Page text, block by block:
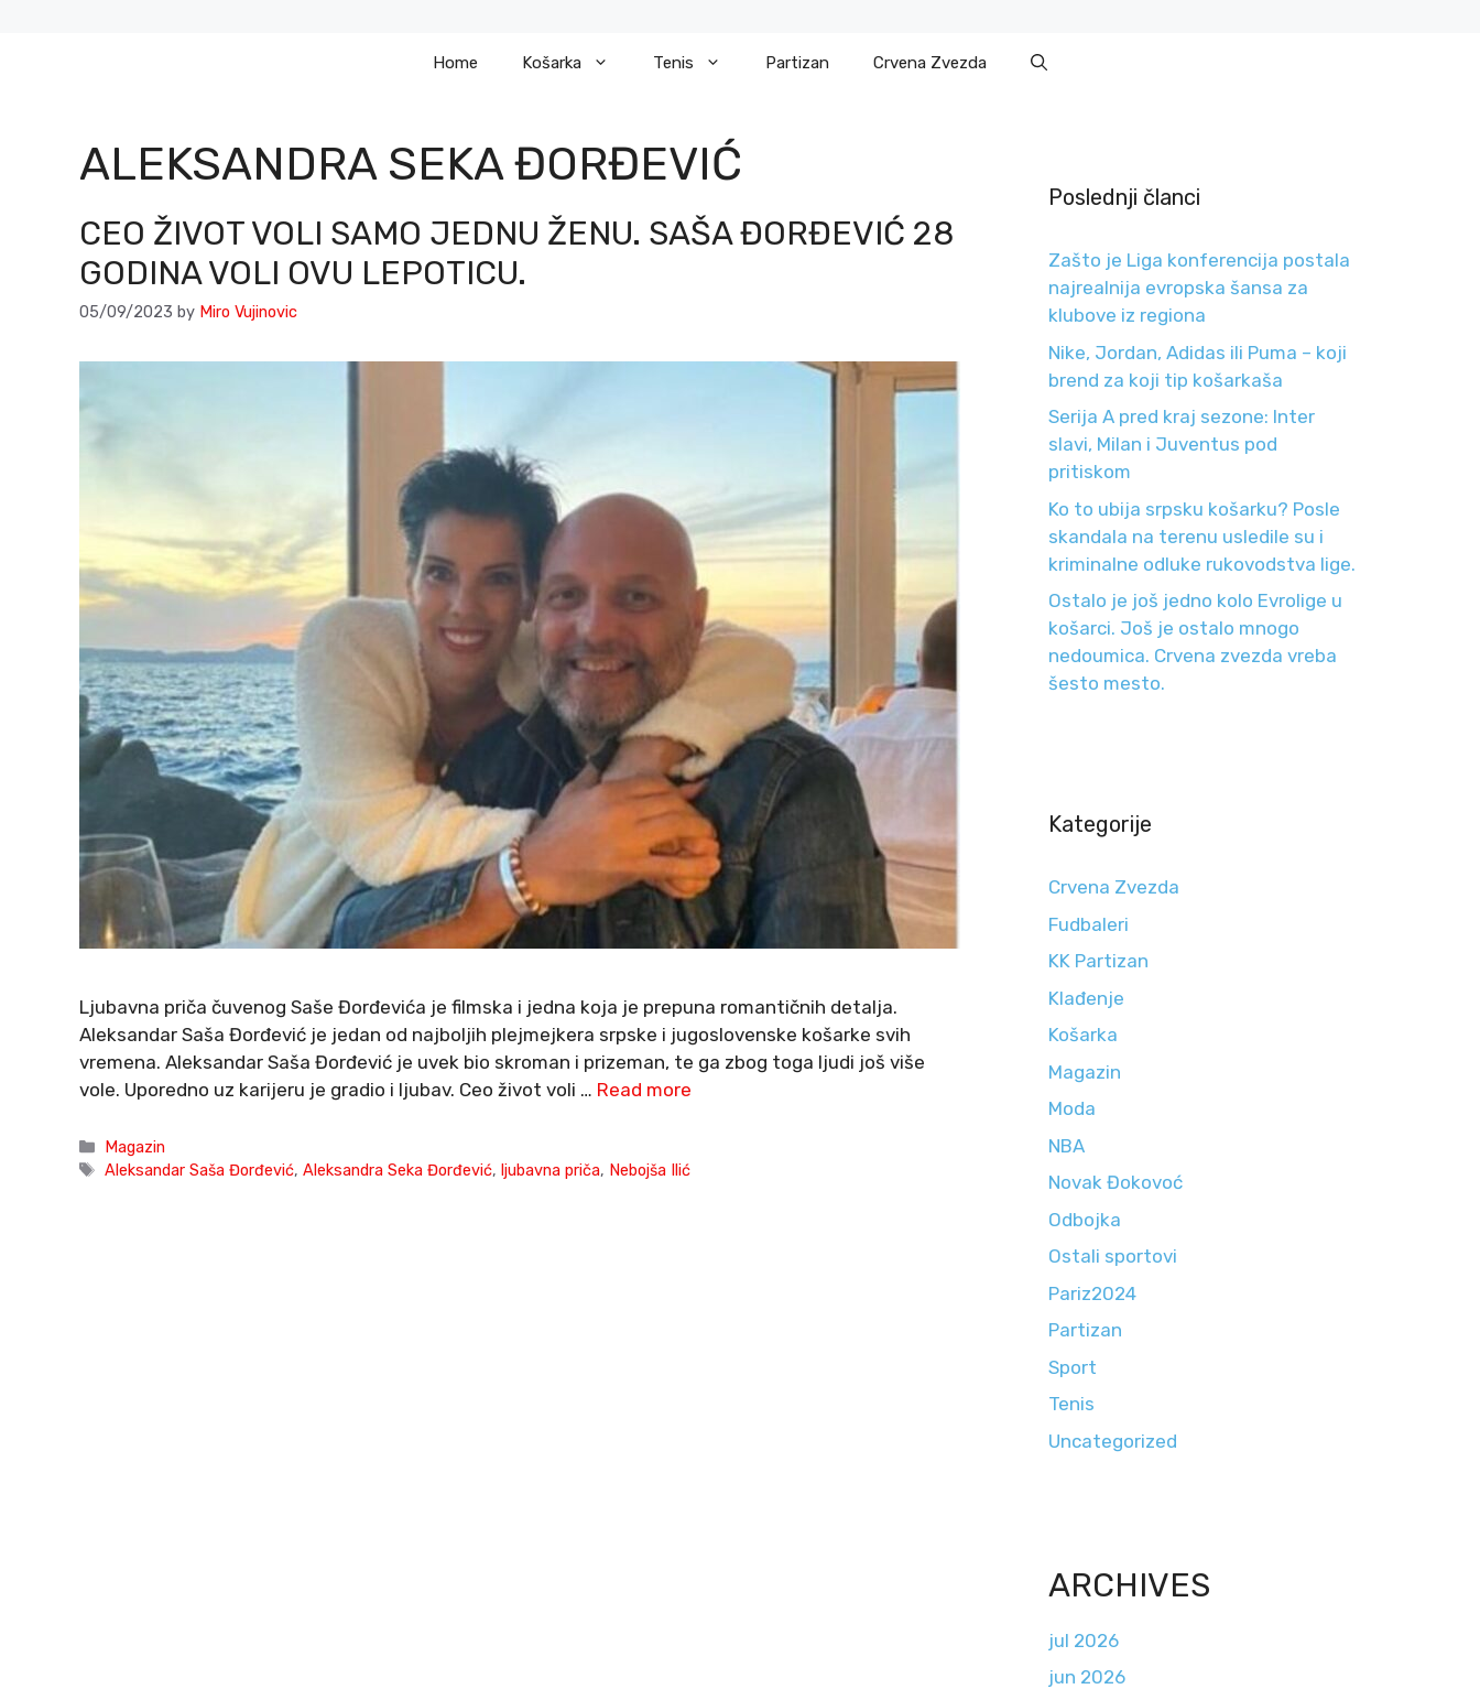
Home Košarka Tenis Partizan Crvena Zvezda
ALEKSANDRA SEKA ĐORĐEVIĆ
CEO ŽIVOT VOLI SAMO JEDNU ŽENU. SAŠA ĐORĐEVIĆ 28
GODINA VOLI OVU LEPOTICU.
05/09/2023 by Miro Vujinovic
Ljubavna priča čuvenog Saše Đorđevića je filmska i jedna koja je prepuna romantičnih detalja.
Aleksandar Saša Đorđević je jedan od najboljih plejmejkera srpske i jugoslovenske košarke svih
vremena. Aleksandar Saša Đorđević je uvek bio skroman i prizeman, te ga zbog toga ljudi još više
vole. Uporedno uz karijeru je gradio i ljubav. Ceo život voli … Read more
Categories
Magazin
Tags
Aleksandar Saša Đorđević,Aleksandra Seka Đorđević,ljubavna priča, Nebojša Ilić
Poslednji članci
Zašto je Liga konferencija postala
najrealnija evropska šansa za
klubove iz regiona
Nike, Jordan, Adidas ili Puma – koji
brend za koji tip košarkaša
Serija A pred kraj sezone: Inter
slavi, Milan i Juventus pod
pritiskom
Ko to ubija srpsku košarku? Posle
skandala na terenu usledile su i
kriminalne odluke rukovodstva lige.
Ostalo je još jedno kolo Evrolige u
košarci. Još je ostalo mnogo
nedoumica. Crvena zvezda vreba
šesto mesto.
Kategorije
Crvena Zvezda
Fudbaleri
KK Partizan
Klađenje
Košarka
Magazin
Moda
NBA
Novak Đokovoć
Odbojka
Ostali sportovi
Pariz2024
Partizan
Sport
Tenis
Uncategorized
ARCHIVES
jul 2026
jun 2026